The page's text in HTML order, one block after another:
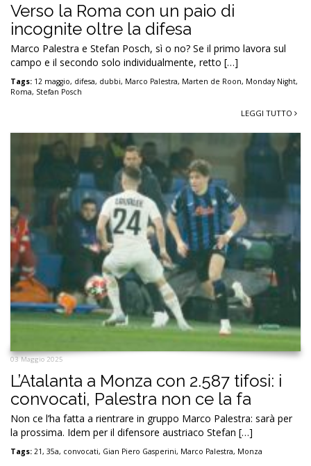
Verso la Roma con un paio di
incognite oltre la difesa
Marco Palestra e Stefan Posch, sì o no? Se il primo lavora sul
campo e il secondo solo individualmente, retto […]
Tags: 12 maggio, difesa, dubbi, Marco Palestra, Marten de Roon, Monday Night,
Roma, Stefan Posch
LEGGI TUTTO
03 Maggio 2025
L’Atalanta a Monza con 2.587 tifosi: i
convocati, Palestra non ce la fa
Non ce l’ha fatta a rientrare in gruppo Marco Palestra: sarà per
la prossima. Idem per il difensore austriaco Stefan […]
Tags: 21, 35a, convocati, Gian Piero Gasperini, Marco Palestra, Monza